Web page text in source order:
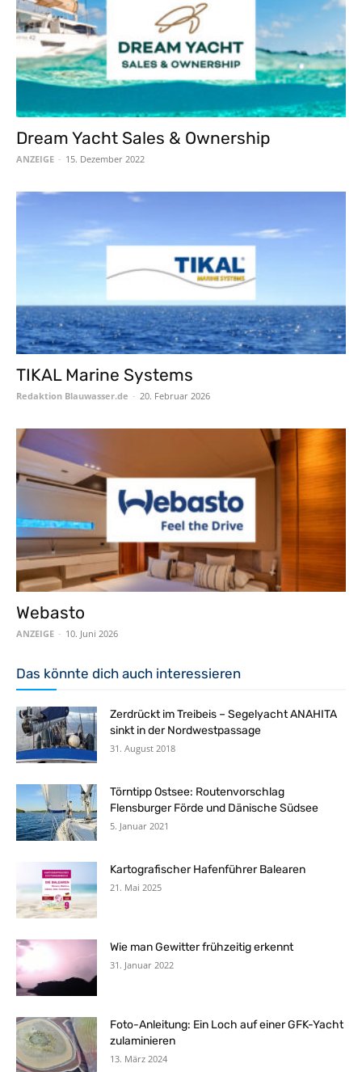
Dream Yacht Sales & Ownership
ANZEIGE - 15. Dezember 2022
TIKAL Marine Systems
Redaktion Blauwasser.de - 20. Februar 2026
Webasto
ANZEIGE - 10. Juni 2026
Das könnte dich auch interessieren
Zerdrückt im Treibeis – Segelyacht ANAHITA
sinkt in der Nordwestpassage
31. August 2018
Törntipp Ostsee: Routenvorschlag
Flensburger Förde und Dänische Südsee
5. Januar 2021
Kartografischer Hafenführer Balearen
21. Mai 2025
Wie man Gewitter frühzeitig erkennt
31. Januar 2022
Foto-Anleitung: Ein Loch auf einer GFK-Yacht
zulaminieren
13. März 2024